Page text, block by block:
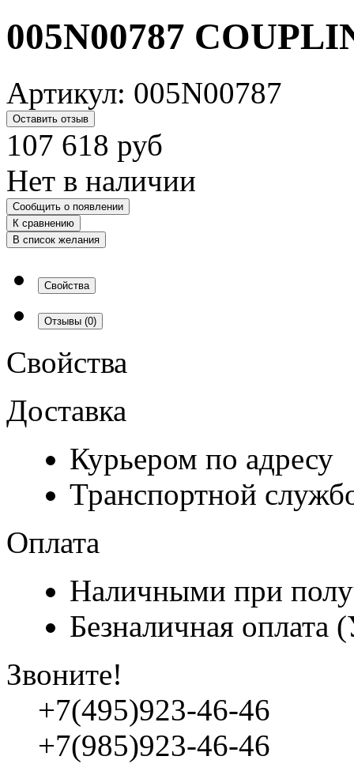
005N00787
Артикул: 005N00787
Оставить отзыв
107 618 руб
Нет в наличии
Сообщить о появлении
К сравнению
В список желания
Свойства
Отзывы (0)
Свойства
Доставка
Курьером по адресу
Транспортной
Оплата
Наличными при
Безналичная
Звоните!
+7(495)923-46-46
+7(985)923-46-46